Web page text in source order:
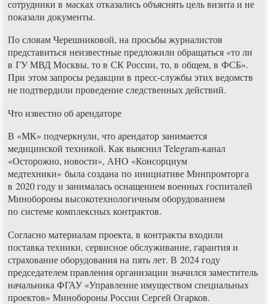
сотрудники в масках отказались объяснять цель визита и не
показали документы.
По словам Черешниковой, на просьбы журналистов
представиться неизвестные предложили обращаться «то ли
в ГУ МВД Москвы, то в СК России, то, в общем, в ФСБ».
При этом запросы редакции в пресс-службы этих ведомств
не подтвердили проведение следственных действий.
Что известно об арендаторе
В «МК» подчеркнули, что арендатор занимается
медицинской техникой. Как выяснил Telegram-канал
«Осторожно, новости», АНО «Консорциум
медтехники» была создана по инициативе Минпромторга
в 2020 году и занималась оснащением военных госпиталей
Минобороны высокотехнологичным оборудованием
по системе комплексных контрактов.
Согласно материалам проекта, в контракты входили
поставка техники, сервисное обслуживание, гарантия и
страхование оборудования на пять лет. В 2024 году
председателем правления организации значился заместитель
начальника ФГАУ «Управление имуществом специальных
проектов» Минобороны России Сергей Огарков.